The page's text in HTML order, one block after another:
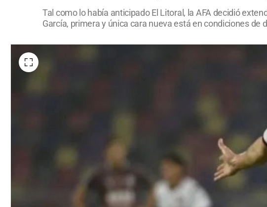
Tal como lo había anticipado El Litoral, la AFA decidió
García, primera y única cara nueva está en condiciones de